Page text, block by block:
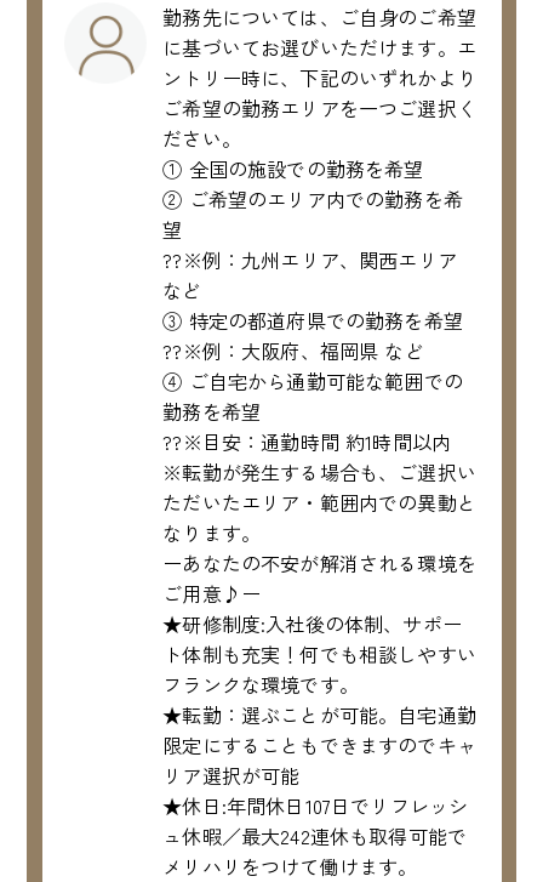
勤務先については、ご自身のご希望
に基づいてお選びいただけます。エ
ントリー時に、下記のいずれかより
ご希望の勤務エリアを一つご選択く
ださい。
① 全国の施設での勤務を希望
② ご希望のエリア内での勤務を希
望
??※例：九州エリア、関西エリア
など
③ 特定の都道府県での勤務を希望
??※例：大阪府、福岡県 など
④ ご自宅から通勤可能な範囲での
勤務を希望
??※目安：通勤時間 約1時間以内
※転勤が発生する場合も、ご選択い
ただいたエリア・範囲内での異動と
なります。
ーあなたの不安が解消される環境を
ご用意♪ー
★研修制度:入社後の体制、サポー
ト体制も充実！何でも相談しやすい
フランクな環境です。
★転勤：選ぶことが可能。自宅通勤
限定にすることもできますのでキャ
リア選択が可能
★休日:年間休日107日でリフレッシ
ュ休暇／最大242連休も取得可能で
メリハリをつけて働けます。